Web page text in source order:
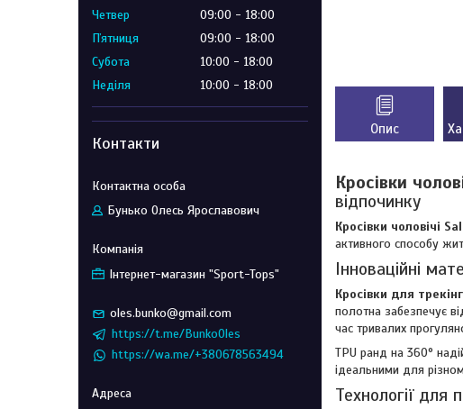
Опис
Кросівки
відпочинку
Кросівки чоловічі
активного способу
Інноваційні
Кросівки для
полотна забезпечує
час тривалих
TPU ранд на 360°
ідеальними для
Технології для
Четвер
09:00
18:00
Пʼятниця
09:00
18:00
Субота
10:00
18:00
Неділя
10:00 18:00
Контакти
Бунько Олесь Ярославович
Інтернет-магазин "Sport-Tops"
oles.bunko@gmail.com
https://t.me/BunkoOles
https://wa.me/+380678563494